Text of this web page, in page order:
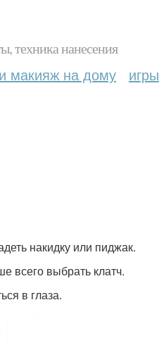
техника нанесения
макияж на дому игры
накидку или пиджак.
всего выбрать клатч.
в глаза.